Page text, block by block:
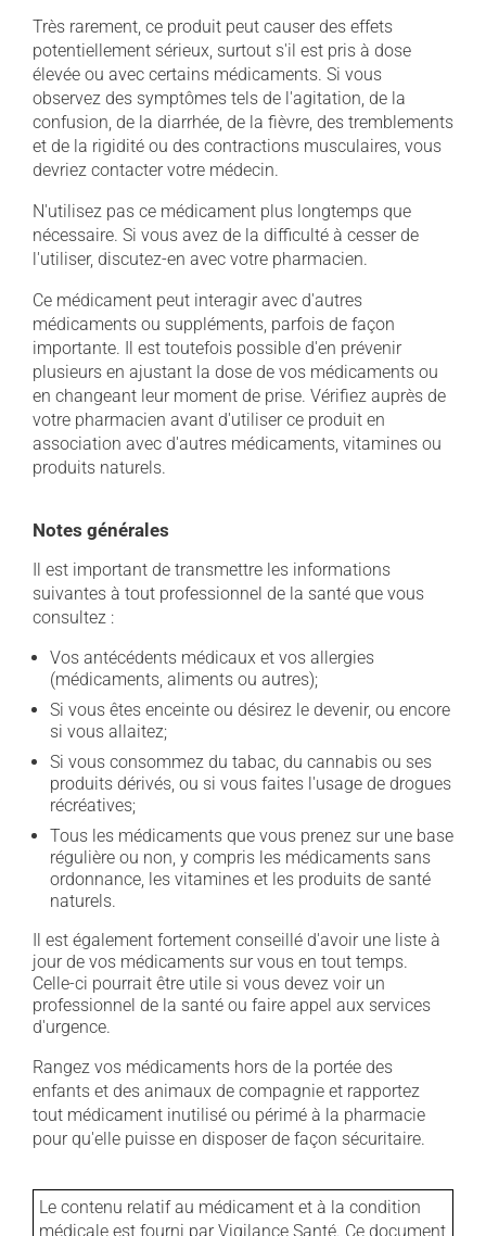
Très rarement, ce produit peut causer des effets
potentiellement sérieux, surtout s'il est pris à dose
élevée ou avec certains médicaments. Si vous
observez des symptômes tels de l'agitation, de la
confusion, de la diarrhée, de la fièvre, des tremblements
et de la rigidité ou des contractions musculaires, vous
devriez contacter votre médecin.
N'utilisez pas ce médicament plus longtemps que
nécessaire. Si vous avez de la difficulté à cesser de
l'utiliser, discutez-en avec votre pharmacien.
Ce médicament peut interagir avec d'autres
médicaments ou suppléments, parfois de façon
importante. Il est toutefois possible d'en prévenir
plusieurs en ajustant la dose de vos médicaments ou
en changeant leur moment de prise. Vérifiez auprès de
votre pharmacien avant d'utiliser ce produit en
association avec d'autres médicaments, vitamines ou
produits naturels.
Notes générales
Il est important de transmettre les informations
suivantes à tout professionnel de la santé que vous
consultez :
Vos antécédents médicaux et vos allergies
(médicaments, aliments ou autres);
Si vous êtes enceinte ou désirez le devenir, ou encore
si vous allaitez;
Si vous consommez du tabac, du cannabis ou ses
produits dérivés, ou si vous faites l'usage de drogues
récréatives;
Tous les médicaments que vous prenez sur une base
régulière ou non, y compris les médicaments sans
ordonnance, les vitamines et les produits de santé
naturels.
Il est également fortement conseillé d'avoir une liste à
jour de vos médicaments sur vous en tout temps.
Celle-ci pourrait être utile si vous devez voir un
professionnel de la santé ou faire appel aux services
d'urgence.
Rangez vos médicaments hors de la portée des
enfants et des animaux de compagnie et rapportez
tout médicament inutilisé ou périmé à la pharmacie
pour qu'elle puisse en disposer de façon sécuritaire.
Le contenu relatif au médicament et à la condition
médicale est fourni par Vigilance Santé. Ce document